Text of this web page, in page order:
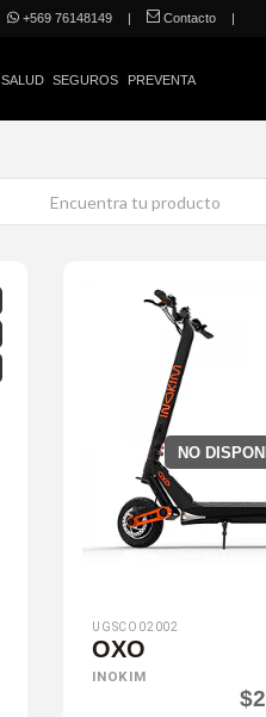
+569 76148149 | Contacto |
SALUD SEGUROS PREVENTA
NO
UGSCO02002
OXO
INOKIM